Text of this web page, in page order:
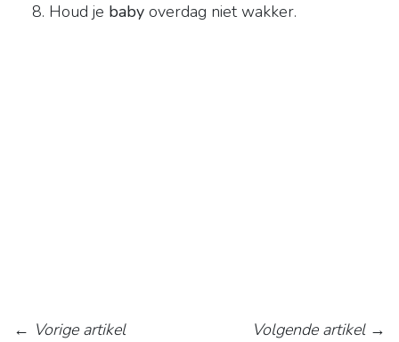
Houd je baby overdag niet wakker.
← Vorige artikel
Volgende artikel→